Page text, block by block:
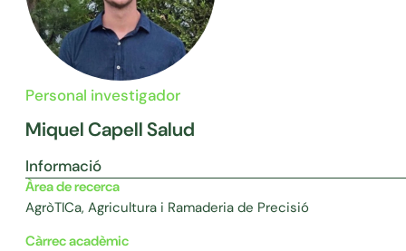
Personal investigador
Miquel Capell Salud
Informació
Àrea de recerca
AgròTICa, Agricultura i Ramaderia de Precisió
Càrrec acadèmic